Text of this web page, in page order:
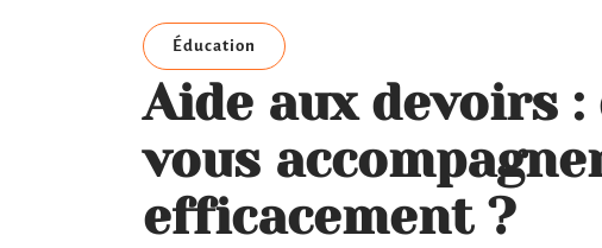
Éducation
Aide aux devoirs
vous
efficacement ?